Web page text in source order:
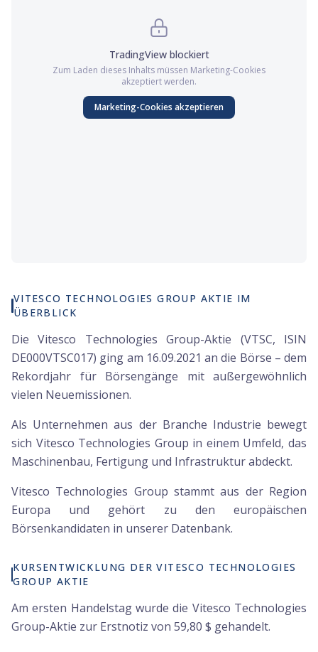
TradingViewblockiert
Zum Laden dieses Inhalts müssen Marketing-Cookies
akzeptiert werden.
Marketing-Cookies akzeptieren
VITESCO TECHNOLOGIES GROUP AKTIE IM
ÜBERBLICK
Die Vitesco Technologies Group-Aktie (VTSC, ISIN
DE000VTSC017) ging am 16.09.2021 an die Börse – dem
Rekordjahr für Börsengänge mit außergewöhnlich
vielen Neuemissionen.
Als Unternehmen aus der Branche Industrie bewegt
sich Vitesco Technologies Group in einem Umfeld, das
Maschinenbau, Fertigung und Infrastruktur abdeckt.
Vitesco Technologies Group stammt aus der Region
Europa und gehört zu den europäischen
Börsenkandidaten in unserer Datenbank.
KURSENTWICKLUNG DER VITESCO TECHNOLOGIES
GROUP AKTIE
Am ersten Handelstag wurde die Vitesco Technologies
Group-Aktie zur Erstnotiz von 59,80 $ gehandelt.